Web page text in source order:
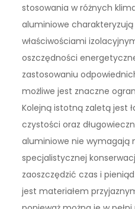
stosowania w różnych
aluminiowe charakteryzują
właściwościami
oszczędności
zastosowaniu
możliwe jest znaczne
Kolejną istotną zaletą jest
czystości oraz
aluminiowe nie wymagają
specjalistycznej
zaoszczędzić czas i
jest materiałem